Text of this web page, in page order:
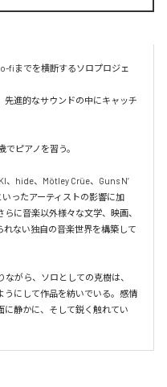
fiまでを横断するソロプロジェ
先進的なサウンドの中にキャッチ
ピアノを習う。
、hide、Mötley Crüe、Guns N’
ったアーティストの影響に加
に音楽以外様々な文学、映画、
ない独自の音楽世界を構築して
がら、ソロとしての克樹は、
うにして作品を紡いでいる。感情
に静かに、そして鋭く触れてい